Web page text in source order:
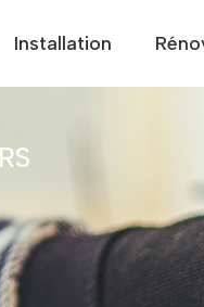
Installation